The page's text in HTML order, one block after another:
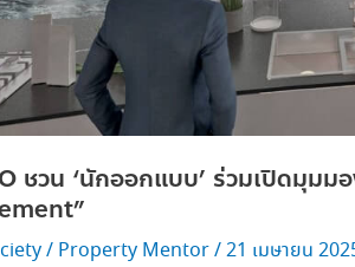
ชวน ‘นักออกแบบ’ ร่วมเปิดมุม
/ Property Mentor/21 เมษายน